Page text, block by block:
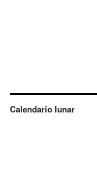
Calendario lunar